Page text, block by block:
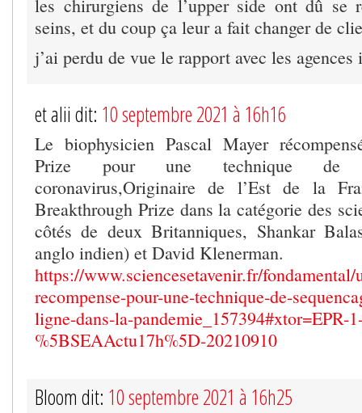
les chirurgiens de l’upper side ont dû se
seins, et du coup ça leur a fait changer de
j’ai perdu de vue le rapport avec les
et alii dit: 10 septembre 2021 à 16h16
Le biophysicien Pascal Mayer
Prize pour une technique de
coronavirus,Originaire de l’Est de la
Breakthrough Prize dans la catégorie des
côtés de deux Britanniques, Shankar
anglo indien) et David Klenerman.
https://www.sciencesetavenir.fr/fondamental/
recompense-pour-une-technique-de-
ligne-dans-la-pandemie_157394#xtor=EPR-
%5BSEAActu17h%5D-20210910
Bloom dit: 10 septembre 2021 à 16h25